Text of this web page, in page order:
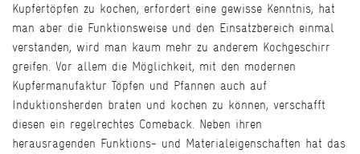
Kupfertöpfen zu kochen, erfordert eine gewisse Kenntnis, hat
man aber die Funktionsweise und den Einsatzbereich einmal
verstanden, wird man kaum mehr zu anderem Kochgeschirr
greifen. Vor allem die Möglichkeit, mit den modernen
Kupfermanufaktur Töpfen und Pfannen auch auf
Induktionsherden braten und kochen zu können, verschafft
diesen ein regelrechtes Comeback. Neben ihren
herausragenden Funktions- und Materialeigenschaften hat das